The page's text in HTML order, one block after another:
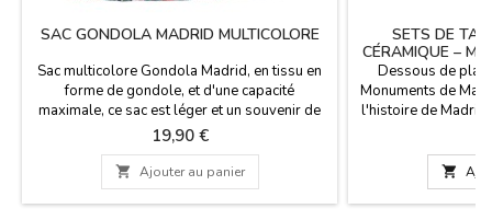
SAC GONDOLA MADRID MULTICOLORE
Sac multicolore Gondola Madrid, en tissu en
forme de gondole, et d'une capacité
maximale, ce sac est léger et un souvenir de
Madrid avec un design très tropical.
Dimensions : 47 CM DE LARGEUR X 31 CM
DE HAUT ET MANCHE 25 CM
Prix
19,90 €
 Ajouter au panier
SETS DE
CÉRAMIQUE –
Dessous de plat
Monuments de
l'histoire de Madrid
décoratifs.
protège vos
votre salle à
emblématiques
